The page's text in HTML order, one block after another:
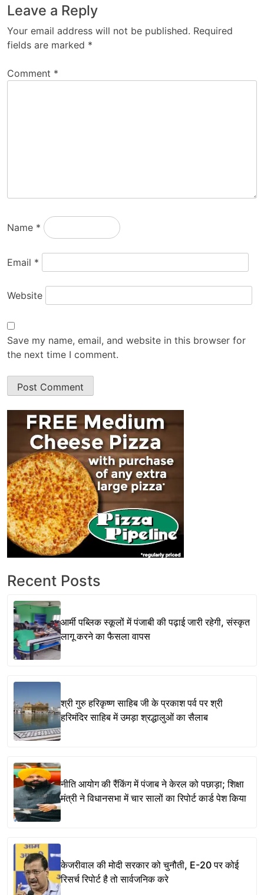
Leave a Reply
Your email address will not be published. Required
fields are marked *
Comment *
Name *
Email *
Website
Save my name, email, and website in this browser for
the next time I comment.
Recent Posts
आर्मी पब्लिक स्कूलों में पंजाबी की पढ़ाई जारी रहेगी, संस्कृत
लागू करने का फैसला वापस
श्री गुरु हरिकृष्ण साहिब जी के प्रकाश पर्व पर श्री
हरिमंदिर साहिब में उमड़ा श्रद्धालुओं का सैलाब
नीति आयोग की रैंकिंग में पंजाब ने केरल को पछाड़ा; शिक्षा
मंत्री ने विधानसभा में चार सालों का रिपोर्ट कार्ड पेश किया
केजरीवाल की मोदी सरकार को चुनौती, E-20 पर कोई
रिसर्च रिपोर्ट है तो सार्वजनिक करे